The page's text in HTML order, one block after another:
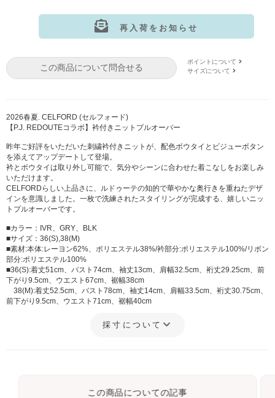
再入荷をお知らせ
サイズ:36(S) カラー: GRY
サイズ:38(M) カラー: GRY
サイズ:38(M) カラー: BLK
この商品について問合せる
ポイントについて
サイズについて
2026春夏. CELFORD (セルフォード)
【P.J. REDOUTEコラボ】衿付きニットプルオーバー
昨年ご好評をいただいた刺繍衿付きニットが、配色ボウタイとビジューボタン
を添えてアップデートして登場。
衿とボウタイは取り外し可能で、気分やシーンに合わせた着こなしをお楽しみ
いただけます。
CELFORDらしい上品さに、ルドゥーテの知的で華やかな奥行きを重ねたデザ
インを意識しました。一枚で洗練されたスタイリングが完成する、嬉しいニッ
トプルオーバーです。
■カラー：IVR、GRY、BLK
■サイズ：36(S),38(M)
■素材:本体:レーヨン62%、ポリエステル38%/衿部分:ポリエステル100%/リボン
部分:ポリエステル100%
■36(S):着丈51cm、バスト74cm、袖丈13cm、肩幅32.5cm、裄丈29.25cm、前
下がり9.5cm、ウエスト67cm、裾幅38cm
38(M):着丈52.5cm、バスト78cm、袖丈14cm、肩幅33.5cm、裄丈30.75cm、
前下がり9.5cm、ウエスト71cm、裾幅40cm
採寸について
この商品についての記事